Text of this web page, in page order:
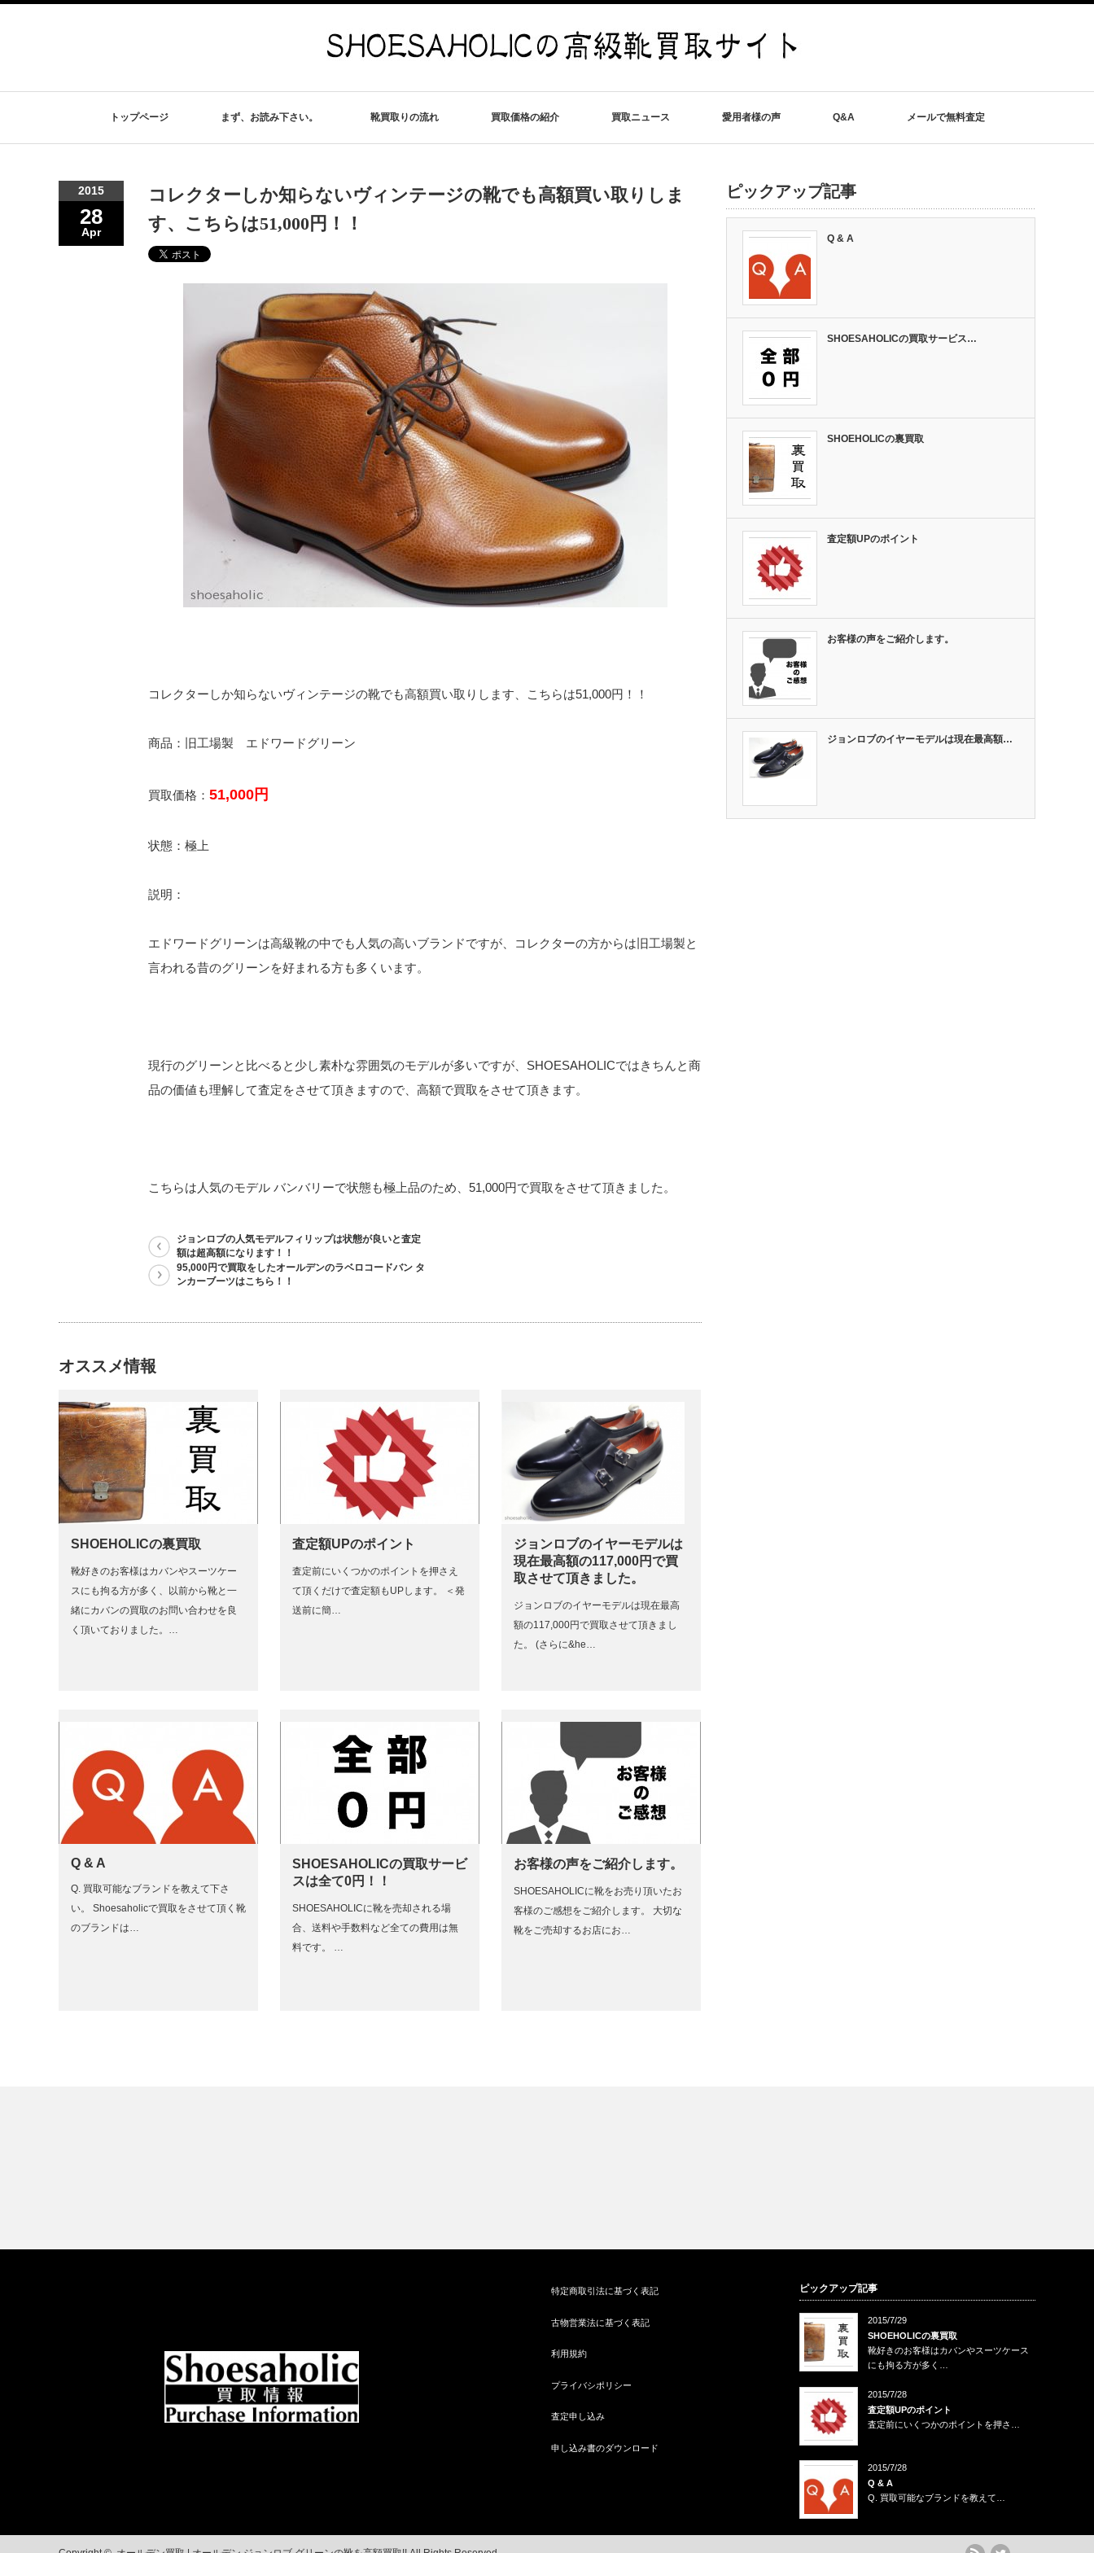
トップページ まず、お読み下さい。 靴買取りの流れ 買取価格の紹介 買取ニュース 愛用者様の声 Q&A メールで無料査定
2015
28
Apr
コレクターしか知らないヴィンテージの靴でも高額買い取りしま
す、こちらは51,000円！！
コレクターしか知らないヴィンテージの靴でも高額買い取りします、こちらは51,000円！！
商品：旧工場製 エドワードグリーン
買取価格： 51,000円
状態：極上
説明：
エドワードグリーンは高級靴の中でも人気の高いブランドですが、コレクターの方からは旧工場製と
言われる昔のグリーンを好まれる方も多くいます。
現行のグリーンと比べると少し素朴な雰囲気のモデルが多いですが、SHOESAHOLICではきちんと商
品の価値も理解して査定をさせて頂きますので、高額で買取をさせて頂きます。
こちらは人気のモデル バンバリーで状態も極上品のため、51,000円で買取をさせて頂きました。
ジョンロブの人気モデルフィリップは状態が良いと査定
額は超高額になります！！
95,000円で買取をしたオールデンのラベロコードバン タ
ンカーブーツはこちら！！
オススメ情報
SHOEHOLICの裏買取
靴好きのお客様はカバンやスーツケー
スにも拘る方が多く、以前から靴と一
緒にカバンの買取のお問い合わせを良
く頂いておりました。…
査定額UPのポイント
査定前にいくつかのポイントを押さえ
て頂くだけで査定額もUPします。 ＜発
送前に簡…
ジョンロブのイヤーモデルは
現在最高額の117,000円で買
取させて頂きました。
ジョンロブのイヤーモデルは現在最高
額の117,000円で買取させて頂きまし
た。 (さらに&he…
Q & A
Q. 買取可能なブランドを教えて下さ
い。 Shoesaholicで買取をさせて頂く靴
のブランドは…
SHOESAHOLICの買取サービ
スは全て0円！！
SHOESAHOLICに靴を売却される場
合、送料や手数料など全ての費用は無
料です。 …
お客様の声をご紹介します。
SHOESAHOLICに靴をお売り頂いたお
客様のご感想をご紹介します。 大切な
靴をご売却するお店にお…
ピックアップ記事
Q & A
SHOESAHOLICの買取サービス…
SHOEHOLICの裏買取
査定額UPのポイント
お客様の声をご紹介します。
ジョンロブのイヤーモデルは現在最高額…
特定商取引法に基づく表記
古物営業法に基づく表記
利用規約
プライバシポリシー
査定申し込み
申し込み書のダウンロード
ピックアップ記事
2015/7/29
SHOEHOLICの裏買取
靴好きのお客様はカバンやスーツケース
にも拘る方が多く…
2015/7/28
査定額UPのポイント
査定前にいくつかのポイントを押さ…
2015/7/28
Q & A
Q. 買取可能なブランドを教えて…